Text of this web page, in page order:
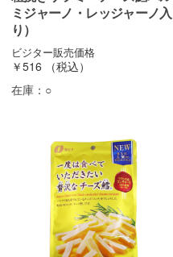
ミジャーノ・レッジャーノ入
り）
ビジター販売価格
￥516
（税込）
在庫： ○